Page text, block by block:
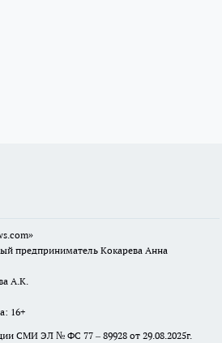
предприниматель Кокарева Анна
А.К.
16+
СМИ ЭЛ № ФС 77 – 89928 от 29.08.2025г.